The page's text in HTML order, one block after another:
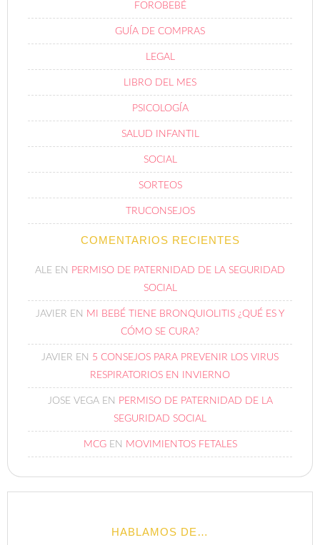
FOROBEBÉ
GUÍA DE COMPRAS
LEGAL
LIBRO DEL MES
PSICOLOGÍA
SALUD INFANTIL
SOCIAL
SORTEOS
TRUCONSEJOS
COMENTARIOS RECIENTES
ALE EN PERMISO DE PATERNIDAD DE LA SEGURIDAD
SOCIAL
JAVIER EN MI BEBÉ TIENE BRONQUIOLITIS ¿QUÉ ES Y
CÓMO SE CURA?
JAVIER EN 5 CONSEJOS PARA PREVENIR LOS VIRUS
RESPIRATORIOS EN INVIERNO
JOSE VEGAEN PERMISO DE PATERNIDAD DE LA
SEGURIDAD SOCIAL
MCGEN MOVIMIENTOS FETALES
HABLAMOS DE…